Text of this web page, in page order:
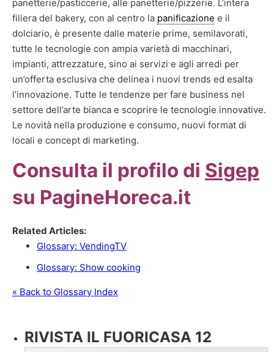
panetterie/pasticcerie, alle panetterie/pizzerie. L’intera
filiera del bakery, con al centro la panificazione e il
dolciario, è presente dalle materie prime, semilavorati,
tutte le tecnologie con ampia varietà di macchinari,
impianti, attrezzature, sino ai servizi e agli arredi per
un’offerta esclusiva che delinea i nuovi trends ed esalta
l’innovazione. Tutte le tendenze per fare business nel
settore dell’arte bianca e scoprire le tecnologie innovative.
Le novità nella produzione e consumo, nuovi format di
locali e concept di marketing.
Consulta il profilo di Sigep
su PagineHoreca.it
Related Articles:
Glossary: VendingTV
Glossary: Show cooking
« Back to Glossary Index
RIVISTA IL FUORICASA 12